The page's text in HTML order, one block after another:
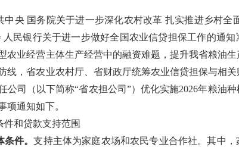
中央 国务院关于进一步深化农村改革 扎实推进乡村全
人民银行关于进一步做好全国农业信贷担保工作的通
农业经营主体生产经营中的融资难题，提升我省粮油
线，省农业农村厅、省财政厅统筹农业信贷担保与相
公司（以下简称“省农担公司”）优化实施2026年粮油
项通知如下。
件和贷款支持范围
条件。支持主体为家庭农场和农民专业合作社。其中